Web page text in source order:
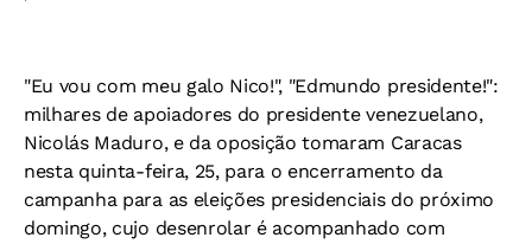
"Eu vou com meu galo Nico!", "Edmundo presidente!":
milhares de apoiadores do presidente venezuelano,
Nicolás Maduro, e da oposição tomaram Caracas
nesta quinta-feira, 25, para o encerramento da
campanha para as eleições presidenciais do próximo
domingo, cujo desenrolar é acompanhado com